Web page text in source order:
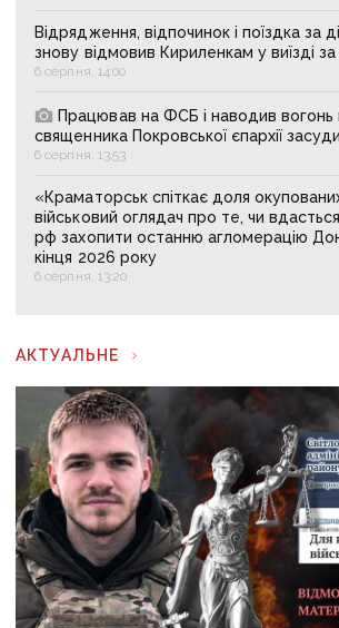
Відрядження, відпочинок і поїздка за
знову відмовив Кириленкам у виїзді
6 серпня, 14:00
Працював на ФСБ і наводив вогонь
священника Покровської єпархії
6 серпня, 13:53
«Краматорськ спіткає доля
військовий оглядач про те, чи вдасться
рф захопити останню агломерацію
кінця 2026 року
6 серпня, 13:20
АКТУАЛЬНЕ